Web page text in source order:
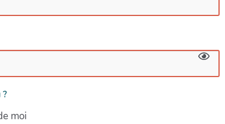
?
moi